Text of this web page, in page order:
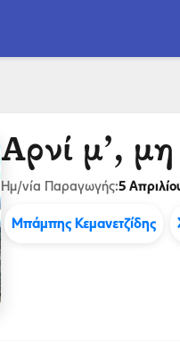
Αρνί μ’, μη
Ημ/νία Παραγωγής:5
Μπάμπης Κεμανετζίδης